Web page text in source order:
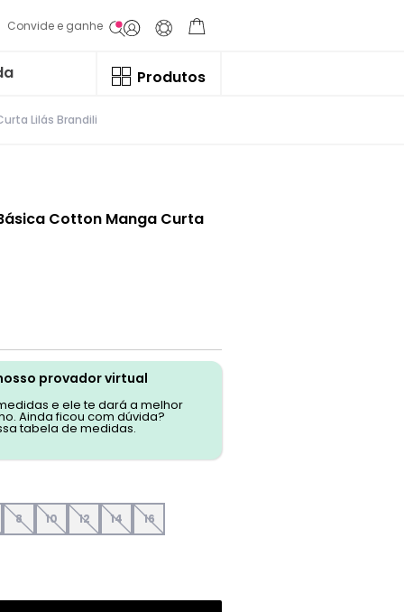
Convide e ganhe
Produtos
Lilás Brandili
Cotton Manga Curta
provador virtual
e ele te dará a melhor
Ainda ficou com dúvida?
tabela de medidas.
8 10 12 14 16